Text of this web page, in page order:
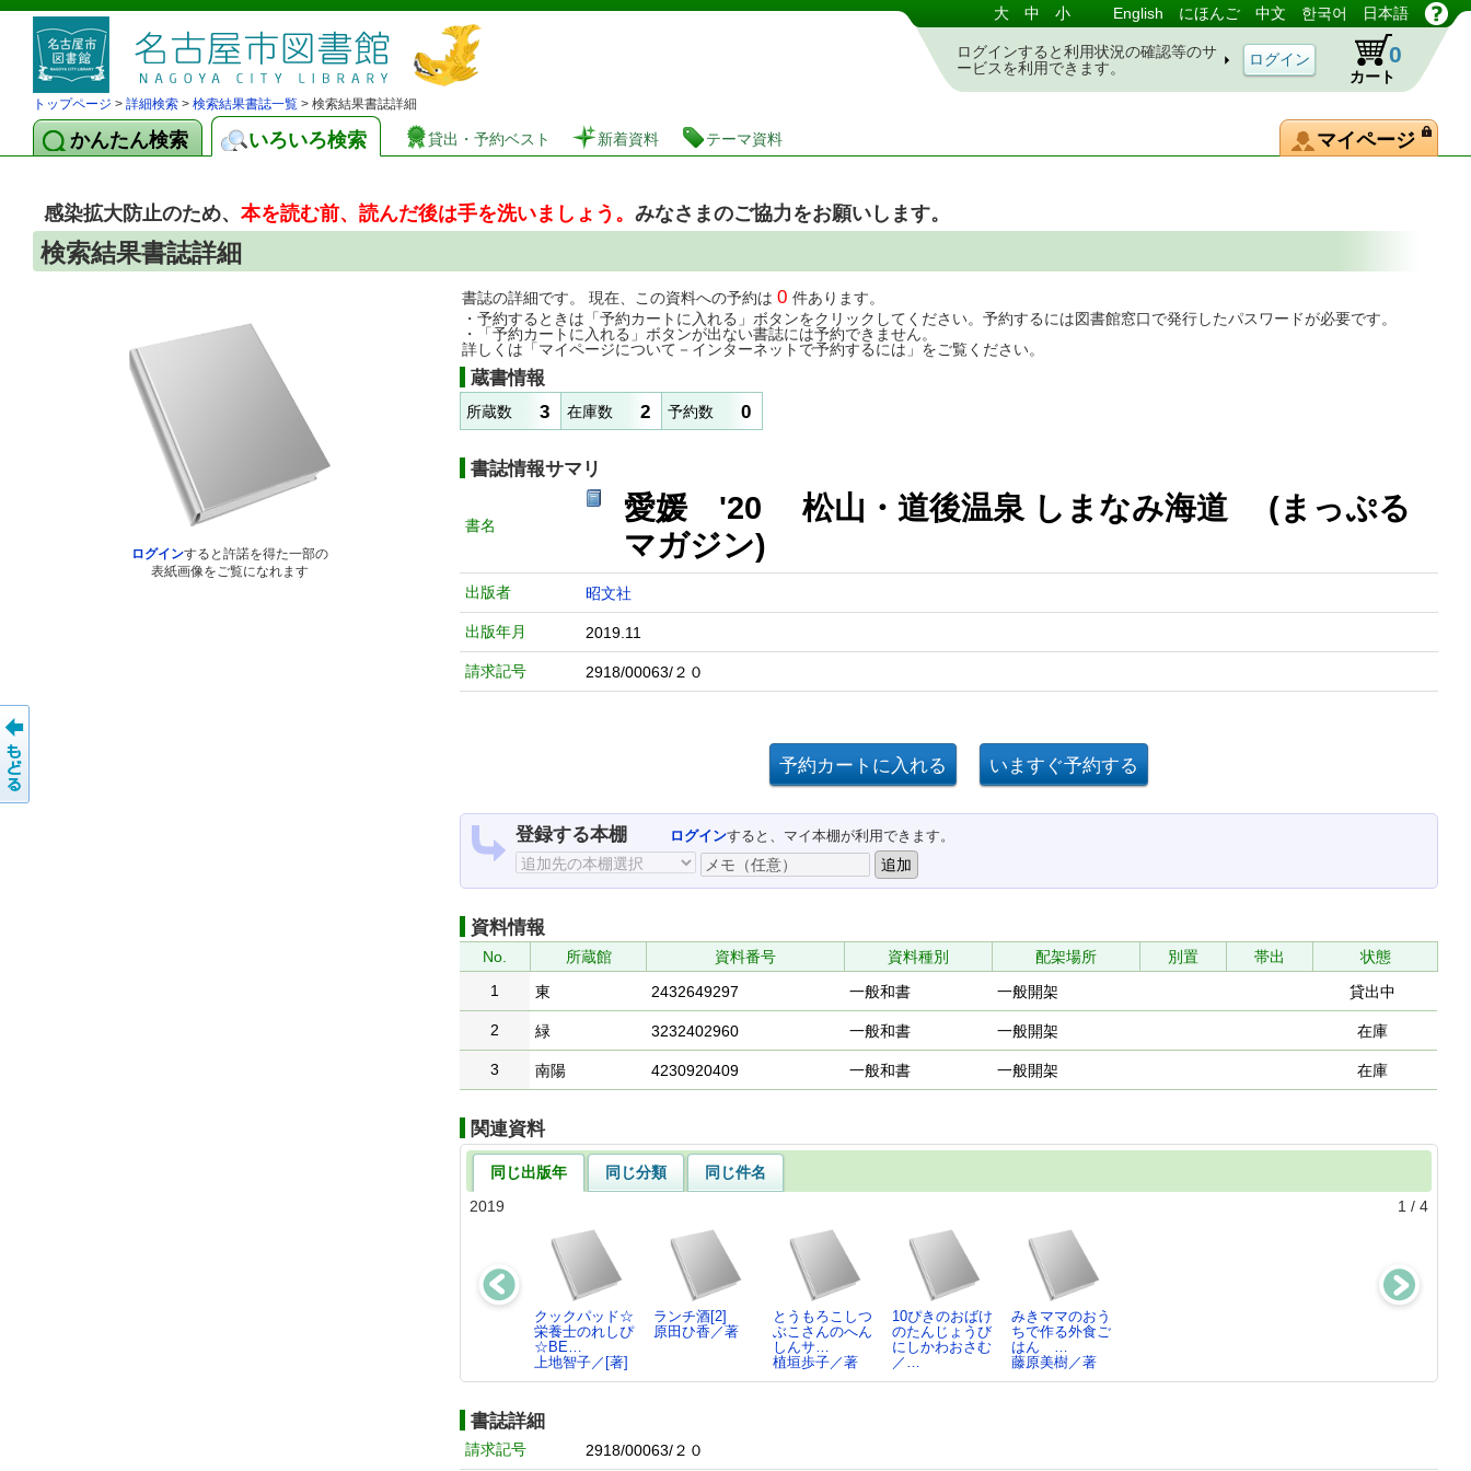
図書館 蔵書検索・予約システム 大 中 小 English にほんご 中文 한국어 日本語
ログインすると利用状況の確認等のサ
ービスを利用できます。
カート
0
トップページ > 詳細検索 > 検索結果書誌一覧 > 検索結果書誌詳細
かんたん検索 いろいろ検索 貸出・予約ベスト 新着資料 テーマ資料 マイページ
感染拡大防止のため、 本を読む前、読んだ後は手を洗いましょう。 みなさまのご協力をお願いします。
検索結果書誌詳細
ログインすると許諾を得た一部の
表紙画像をご覧になれます
書誌の詳細です。 現在、この資料への予約は 0 件あります。
・予約するときは「予約カートに入れる」ボタンをクリックしてください。予約するには図書館窓口で発行したパスワードが必要です。
・「予約カートに入れる」ボタンが出ない書誌には予約できません。
詳しくは「マイページについて－インターネットで予約するには」をご覧ください。
蔵書情報
所蔵数 3 在庫数 2 予約数 0
書誌情報サマリ
書名
愛媛 '20 松山・道後温泉 しまなみ海道 (まっぷる
マガジン)
出版者 昭文社
出版年月 2019.11
請求記号 2918/00063/２０
登録する本棚 ログインすると、マイ本棚が利用できます。
資料情報
No. 所蔵館 資料番号 資料種別 配架場所 別置 帯出
状態
1
東 2432649297 一般和書 一般開架 貸出中
2 緑 3232402960 一般和書 一般開架 在庫
3 南陽 4230920409 一般和書 一般開架 在庫
関連資料
同じ出版年 同じ分類
同じ件名
2019
1 / 4
クックパッド☆
栄養士のれしぴ
☆BE…
上地智子／[著]
ランチ酒[2]
原田ひ香／著
とうもろこしつ
ぶこさんのへん
しんサ…
植垣歩子／著
10ぴきのおばけ
のたんじょうび
にしかわおさむ
／…
みきママのおう
ちで作る外食ご
はん …
藤原美樹／著
書誌詳細
請求記号 2918/00063/２０